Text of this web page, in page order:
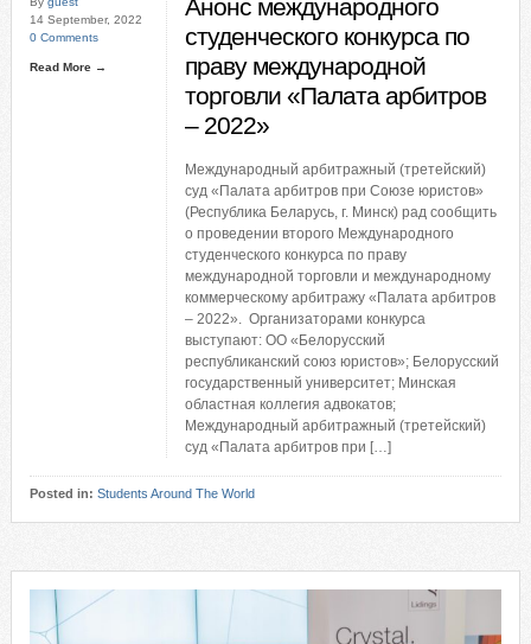
14 September, 2022
0 Comments
Read More →
Анонс международного
студенческого конкурса по
праву международной
торговли «Палата арбитров
– 2022»
Международный арбитражный (третейский)
суд «Палата арбитров при Союзе юристов»
(Республика Беларусь, г. Минск) рад сообщить
о проведении второго Международного
студенческого конкурса по праву
международной торговли и международному
коммерческому арбитражу «Палата арбитров
– 2022». Организаторами конкурса
выступают: ОО «Белорусский
республиканский союз юристов»; Белорусский
государственный университет; Минская
областная коллегия адвокатов;
Международный арбитражный (третейский)
суд «Палата арбитров при […]
Posted in: Students Around The World